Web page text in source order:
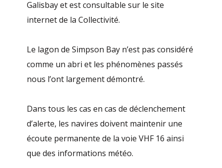
Galisbay et est consultable sur le site
internet de la Collectivité.
Le lagon de Simpson Bay n’est pas considéré
comme un abri et les phénomènes passés
nous l’ont largement démontré.
Dans tous les cas en cas de déclenchement
d’alerte, les navires doivent maintenir une
écoute permanente de la voie VHF 16 ainsi
que des informations météo.